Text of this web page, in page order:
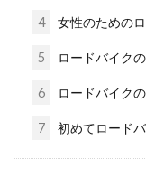
4 女性のための
5 ロードバイク
6 ロードバイク
7 初めてロード